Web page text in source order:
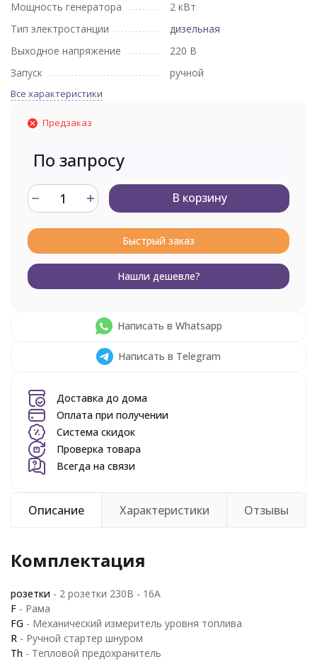
Мощность генератора
2 кВт
Тип электростанции
дизельная
Выходное напряжение
220 В
Запуск
ручной
Все характеристики
Предзаказ
По запросу
В корзину
Быстрый заказ
Нашли дешевле?
Написать в Whatsapp
Написать в Telegram
Доставка до дома
Оплата при получении
Система скидок
Проверка товара
Всегда на связи
Описание Характеристики Отзывы
Комплектация
розетки - 2 розетки 230В - 16A
F - Рама
FG - Механический измеритель уровня топлива
R - Ручной стартер шнуром
Th - Тепловой предохранитель